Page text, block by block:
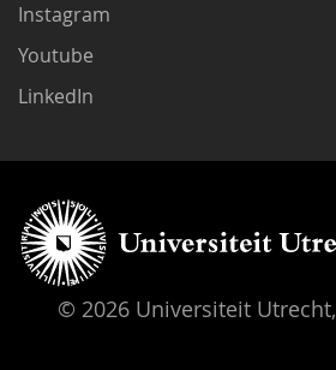
Instagram
Youtube
LinkedIn
© 2026 Universiteit Utrecht,